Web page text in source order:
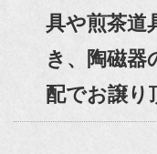
具や煎茶道
き、陶磁器
配でお譲り